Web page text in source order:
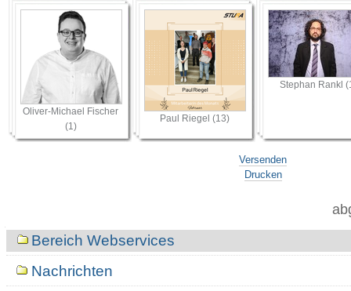
Oliver-Michael Fischer
(1)
Paul Riegel (13)
Stephan Rankl
Versenden
Drucken
NavigationBereich Webservices
Nachrichten